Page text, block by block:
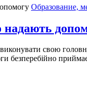
Образование,
надають
свою
безперебійно